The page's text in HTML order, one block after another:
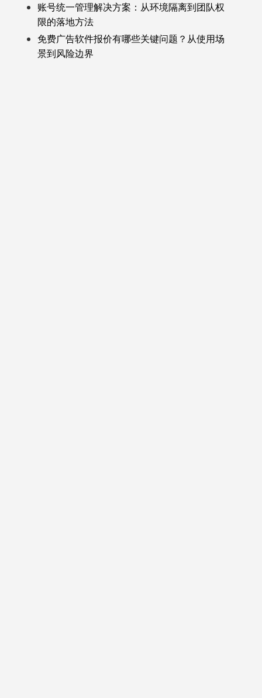
账号统一管理解决方案：从环境隔离到团队权
限的落地方法
免费广告软件报价有哪些关键问题？从使用场
景到风险边界